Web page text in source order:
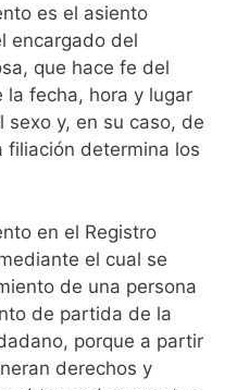
es el asiento
encargado del
que hace fe del
la fecha, hora y lugar
sexo y, en su caso, de
filiación determina los
en el Registro
el cual se
de una persona
de partida de la
porque a partir
derechos y